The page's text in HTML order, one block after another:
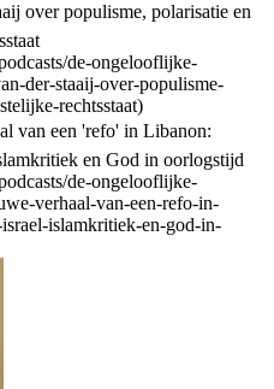
over populisme, polarisatie en
de-ongelooflijke-
der-staaij-over-populisme-
rechtsstaat)
van een 'refo' in Libanon:
en God in oorlogstijd
de-ongelooflijke-
verhaal-van-een-refo-in-
islamkritiek-en-god-in-